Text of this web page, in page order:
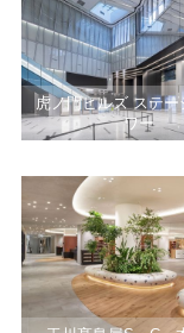
虎ノ門ヒルズ ステー
ワー